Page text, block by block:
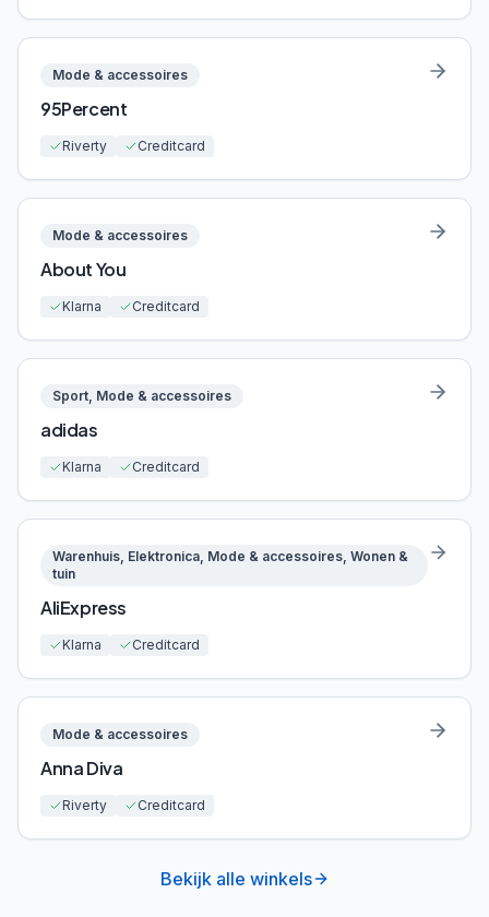
Mode & accessoires
95Percent
Riverty Creditcard
Mode & accessoires
About You
Klarna Creditcard
Sport, Mode & accessoires
adidas
Klarna Creditcard
Warenhuis, Elektronica, Mode & accessoires, Wonen &
tuin
AliExpress
Klarna Creditcard
Mode & accessoires
Anna Diva
Riverty Creditcard
Bekijk alle winkels